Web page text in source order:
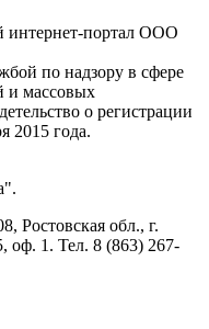
интернет-портал ООО
по надзору в сфере
и массовых
о регистрации
года.
Ростовская обл., г.
оф. 1. Тел. 8 (863) 267-